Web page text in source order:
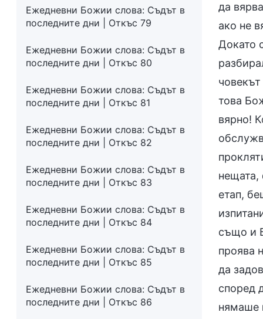
Ежедневни Божии слова: Съдът в
последните дни | Откъс 79
Ежедневни Божии слова: Съдът в
последните дни | Откъс 80
Ежедневни Божии слова: Съдът в
последните дни | Откъс 81
Ежедневни Божии слова: Съдът в
последните дни | Откъс 82
Ежедневни Божии слова: Съдът в
последните дни | Откъс 83
Ежедневни Божии слова: Съдът в
последните дни | Откъс 84
Ежедневни Божии слова: Съдът в
последните дни | Откъс 85
Ежедневни Божии слова: Съдът в
последните дни | Откъс 86
да
ако не
Докато
това
вярно!
нещата,
етап,
също и
проява
да
според
нямаше